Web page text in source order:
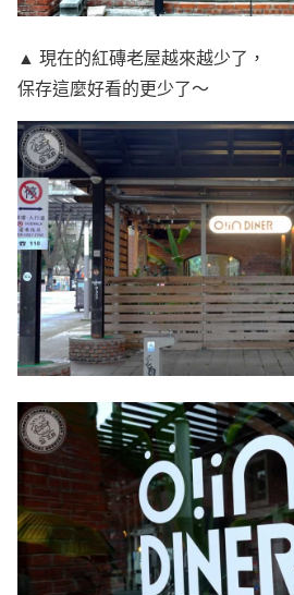
▲ 現在的紅磚老屋越來越少了，
保存這麼好看的更少了～